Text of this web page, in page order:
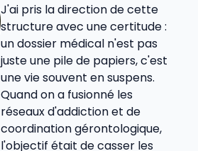
J'ai pris la direction de cette
structure avec une certitude :
un dossier médical n'est pas
juste une pile de papiers, c'est
une vie souvent en suspens.
Quand on a fusionné les
réseaux d'addiction et de
coordination gérontologique,
l'objectif était de casser les